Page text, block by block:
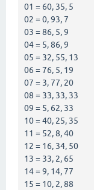
01 = 60, 35, 5
02 = 0, 93, 7
03 = 86, 5, 9
04 = 5, 86, 9
05 = 32, 55, 13
06 = 76, 5, 19
07 = 3, 77, 20
08 = 33, 33, 33
09 = 5, 62, 33
10 = 40, 25, 35
11 = 52, 8, 40
12 = 16, 34, 50
13 = 33, 2, 65
14 = 9, 14, 77
15 = 10, 2, 88